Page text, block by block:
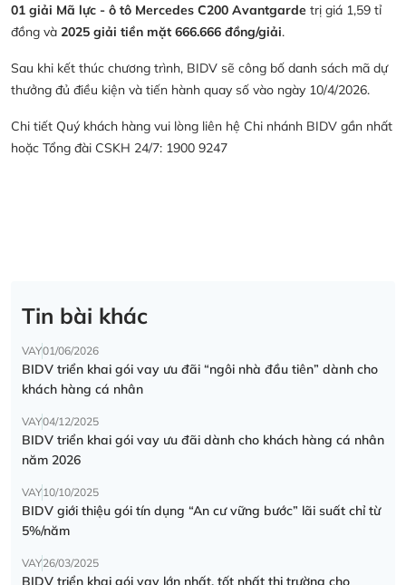
01 giải Mã lực - ô tô Mercedes C200 Avantgarde trị giá 1,59 tỉ
đồng và 2025 giải tiền mặt 666.666 đồng/giải.
Sau khi kết thúc chương trình, BIDV sẽ công bố danh sách mã dự
thưởng đủ điều kiện và tiến hành quay số vào ngày 10/4/2026.
Chi tiết Quý khách hàng vui lòng liên hệ Chi nhánh BIDV gần nhất
hoặc Tổng đài CSKH 24/7: 1900 9247
Tin bài khác
VAY01/06/2026
BIDV triển khai gói vay ưu đãi “ngôi nhà đầu tiên” dành cho
khách hàng cá nhân
VAY04/12/2025
BIDV triển khai gói vay ưu đãi dành cho khách hàng cá nhân
năm 2026
VAY10/10/2025
BIDV giới thiệu gói tín dụng “An cư vững bước” lãi suất chỉ từ
5%/năm
VAY26/03/2025
BIDV triển khai gói vay lớn nhất, tốt nhất thị trường cho